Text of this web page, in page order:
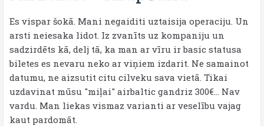
Es vispar šokā. Mani negaiditi uztaisija operaciju. Un
arsti neiesaka lidot. Iz zvanīts uz kompaniju un
sadzirdēts kā, delj tā, ka man ar vīru ir basic statusa
biletes es nevaru neko ar viņiem izdarit. Ne samainot
datumu, ne aizsutit citu cilveku sava vietā. Tikai
uzdavinat mūsu "miļai" airbaltic gandriz 300€... Nav
vardu. Man liekas vismaz varianti ar veselību vajag
kaut pardomāt.